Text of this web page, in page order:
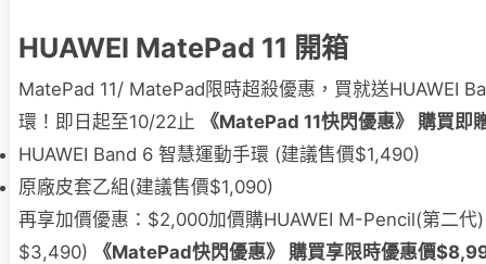
HUAWEI MatePad 11 開箱
MatePad 11/ MatePad限時超殺優惠，買就送HUAWEI
環！即日起至10/22止
《MatePad 11快閃優惠》 購買即
HUAWEI Band 6 智慧運動手環 (建議售價$1,490)
原廠皮套乙組(建議售價$1,090)
再享加價優惠：$2,000加價購HUAWEI M-Pencil(第二代
$3,490)
《MatePad快閃優惠》 購買享限時優惠價